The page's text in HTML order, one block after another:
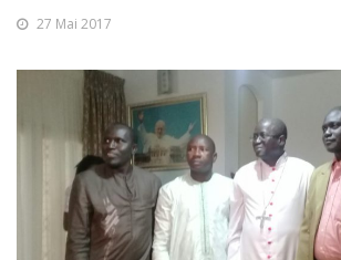
27 Mai 2017